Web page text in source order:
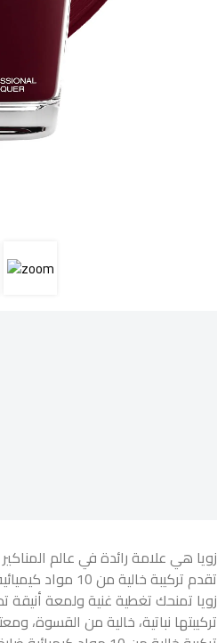
زويا هي علامة رائدة في عالم
تقدم تركيبة خالية من 10 مواد كيميائية ضارة شائعة في طلاء الأظافر، ما يجعلها خيارًا أكثر أمانًا وصحة للعناية بأظافرك.
زويا تمنحك تغطية غنية ولمعة أنيقة
تركيبتها نباتية، خالية من القسوة،